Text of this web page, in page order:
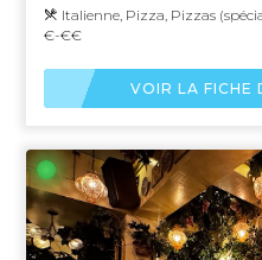
Italienne, Pizza, Pizzas
€-€€
VOIR LA FICHE